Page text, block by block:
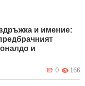
и имение:
и
166
0